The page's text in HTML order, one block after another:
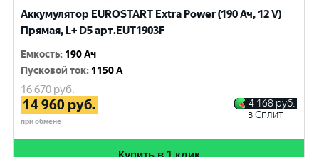
Аккумулятор EUROSTART Extra Power (190 Ач, 12 V)
Прямая, L+ D5 арт.EUT1903F
Емкость: 190 Ач
Пусковой ток: 1150 A
16 670руб.
14 960 руб.
при обмене
4 168 руб.
в Сплит
Купить в 1 клик